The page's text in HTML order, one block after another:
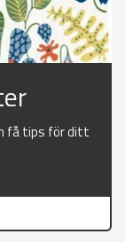
få tips för ditt